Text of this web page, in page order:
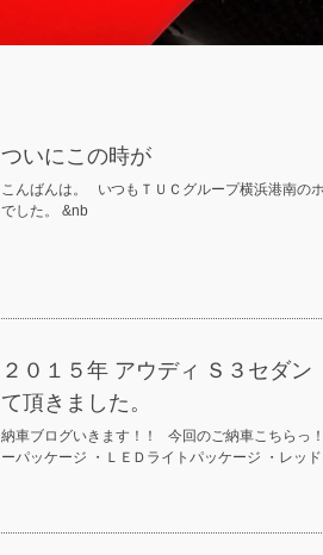
ついにこの時が
こんばんは。 いつもＴＵＣグループ横浜港南
でした。 &nb
２０１５年 アウディ Ｓ３セダ
て頂きました。
納車ブログいきます！！ 今回のご納車こちらっ
ーパッケージ ・ＬＥＤライトパッケージ ・レッ